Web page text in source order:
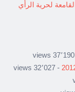
لحرية الرأي
- 32٬027 views